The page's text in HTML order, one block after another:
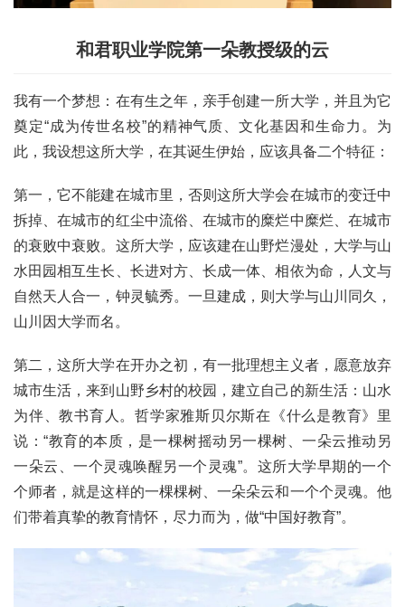
和君职业学院第一朵教授级的云
我有一个梦想：在有生之年，亲手创建一所大学，并且为它
奠定“成为传世名校”的精神气质、文化基因和生命力。为
此，我设想这所大学，在其诞生伊始，应该具备二个特征：
第一，它不能建在城市里，否则这所大学会在城市的变迁中
拆掉、在城市的红尘中流俗、在城市的糜烂中糜烂、在城市
的衰败中衰败。这所大学，应该建在山野烂漫处，大学与山
水田园相互生长、长进对方、长成一体、相依为命，人文与
自然天人合一，钟灵毓秀。一旦建成，则大学与山川同久，
山川因大学而名。
第二，这所大学在开办之初，有一批理想主义者，愿意放弃
城市生活，来到山野乡村的校园，建立自己的新生活：山水
为伴、教书育人。哲学家雅斯贝尔斯在
《什么是教育》 里
说：“教育的本质，是一棵树摇动另一棵树、一朵云推动另
一朵云、一个灵魂唤醒另一个灵魂”。这所大学早期的一个
个师者，就是这样的一棵棵树、一朵朵云和一个个灵魂。他
们带着真挚的教育情怀，尽力而为，做“中国好教育”。